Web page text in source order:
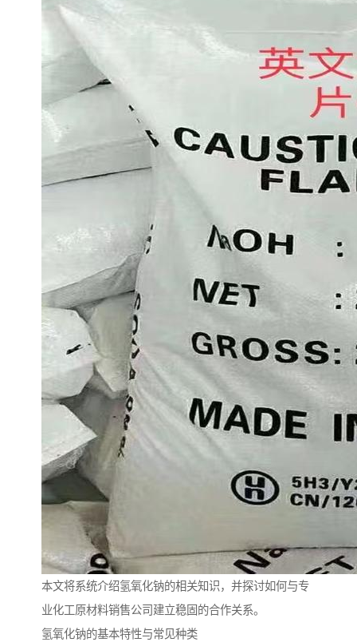
本文将系统介绍氢氧化钠的相关知识，并探讨如何与专
业化工原材料销售公司建立稳固的合作关系。
氢氧化钠的基本特性与常见种类